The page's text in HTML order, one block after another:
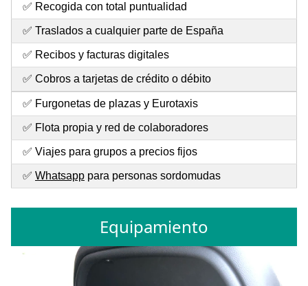
✅ Recogida con total puntualidad
✅ Traslados a cualquier parte de España
✅ Recibos y facturas digitales
✅ Cobros a tarjetas de crédito o débito
✅ Furgonetas de plazas y Eurotaxis
✅ Flota propia y red de colaboradores
✅ Viajes para grupos a precios fijos
✅ Whatsapp para personas sordomudas
Equipamiento